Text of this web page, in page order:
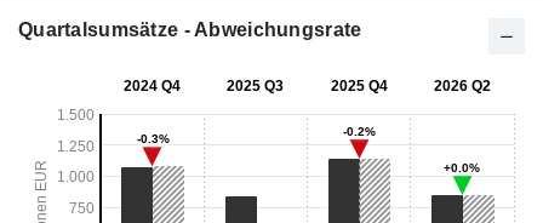
Quartalsumsätze - Abweichungsrate